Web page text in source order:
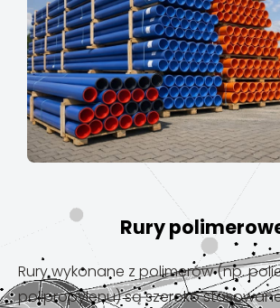
Rury
Rury wykonane z polimerów (np.
polipropylenu) są szeroko